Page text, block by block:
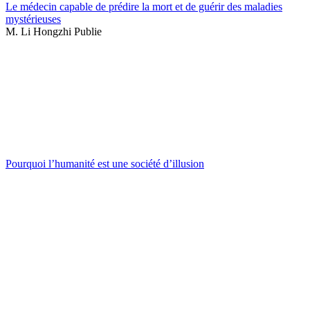
Le médecin capable de prédire la mort et de guérir des maladies
mystérieuses
M. Li Hongzhi Publie
Pourquoi l’humanité est une société d’illusion